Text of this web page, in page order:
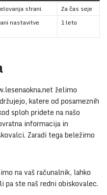
strani.
Za čas seje
nastavitve
1 leto
želimo
katere od posameznih
sploh pridete na našo
informacija in
Zaradi tega beležimo
na vaš računalnik, lahko
ste naš redni obiskovalec.